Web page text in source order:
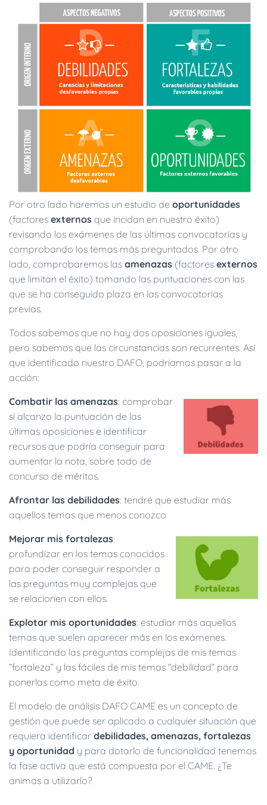
Por otro lado haremos un estudio de oportunidades
(factores externos que incidan en nuestro éxito)
revisando los exámenes de las últimas convocatorias y
comprobando los temas más preguntados. Por otro
lado, comprobaremos las amenazas (factores externos
que limitan el éxito) tomando las puntuaciones con las
que se ha conseguido plaza en las convocatorias
previas.
Todos sabemos que no hay dos oposiciones iguales,
pero sabemos que las circunstancias son recurrentes. Así
que identificado nuestro DAFO, podríamos pasar a la
acción:
Combatir las amenazas: comprobar
si alcanzo la puntuación de las
últimas oposiciones e identificar
recursos que podría conseguir para
aumentar la nota, sobre todo de
concurso de méritos.
Afrontar las debilidades: tendré que estudiar más
aquellos temas que menos conozco
Mejorar mis fortalezas:
profundizar en los temas conocidos
para poder conseguir responder a
las preguntas muy complejas que
se relacionen con ellos.
Explotar mis oportunidades: estudiar más aquellos
temas que suelen aparecer más en los exámenes.
Identificando las preguntas complejas de mis temas
“fortaleza” y las fáciles de mis temas “debilidad” para
ponerlas como meta de éxito.
El modelo de análisis DAFO CAME es un concepto de
gestión que puede ser aplicado a cualquier situación que
requiera identificar debilidades, amenazas, fortalezas
y oportunidad y para dotarlo de funcionalidad tenemos
la fase activa que está compuesta por el CAME. ¿Te
animas a utilizarlo?